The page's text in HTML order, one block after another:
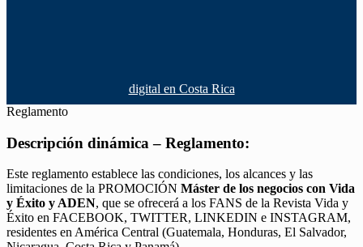
digital en Costa Rica
Reglamento
Descripción dinámica – Reglamento:
Este reglamento establece las condiciones, los alcances y las
limitaciones de la PROMOCIÓN Máster de los negocios con Vida
y Éxito y ADEN, que se ofrecerá a los FANS de la Revista Vida y
Éxito en FACEBOOK, TWITTER, LINKEDIN e INSTAGRAM,
residentes en América Central (Guatemala, Honduras, El Salvador,